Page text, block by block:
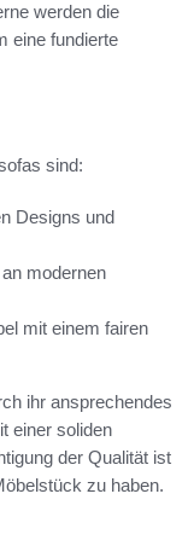
werden die
eine fundierte
sind:
Designs und
modernen
mit einem fairen
ihr ansprechendes
einer soliden
der Qualität ist
zu haben.